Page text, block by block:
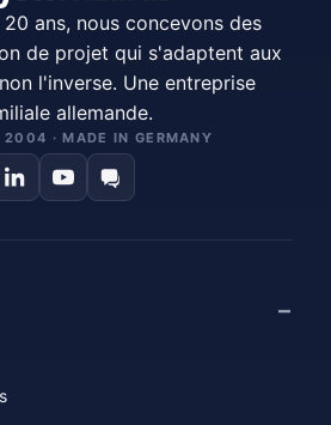
ans, nous concevons des
de projet qui s'adaptent aux
l'inverse. Une entreprise
allemande.
2004 · MADE IN GERMANY